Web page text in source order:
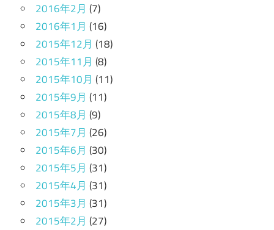
2016年2月 (7)
2016年1月 (16)
2015年12月 (18)
2015年11月 (8)
2015年10月 (11)
2015年9月 (11)
2015年8月 (9)
2015年7月 (26)
2015年6月 (30)
2015年5月 (31)
2015年4月 (31)
2015年3月 (31)
2015年2月 (27)